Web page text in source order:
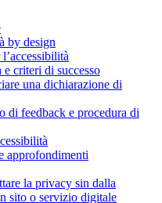
by design
criteri di successo
una dichiarazione di
di feedback e procedura di
approfondimenti
la privacy sin dalla
sito o servizio digitale